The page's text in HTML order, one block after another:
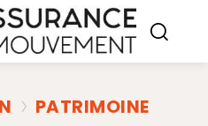
PATRIMOINE